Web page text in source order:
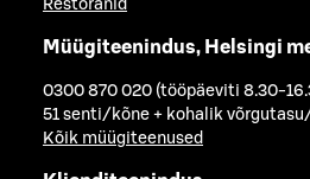
Restoranid
Müügiteenindus, Helsingi
0300 870 020 (tööpäeviti 8.30-
51 senti/kõne + kohalik
Kõik müügiteenused